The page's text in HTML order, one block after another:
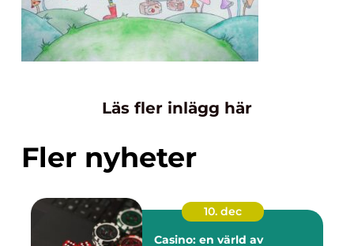
Läs fler inlägg här
Fler nyheter
10. dec
Casino: en värld av